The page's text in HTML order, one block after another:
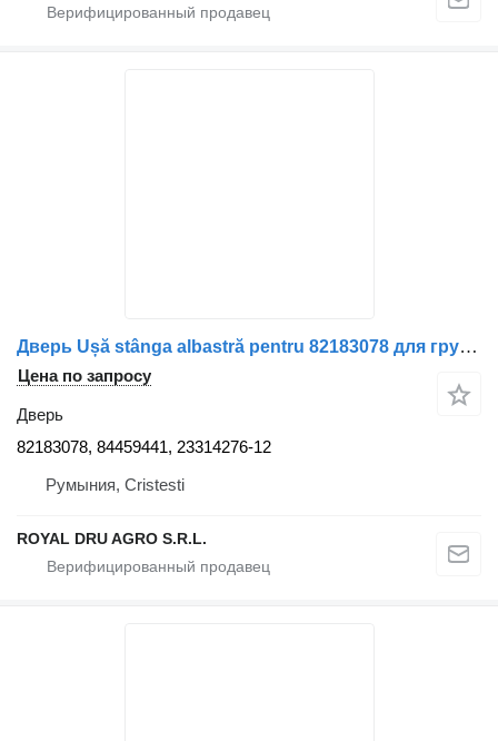
Дверь Ușă stânga albastră pentru 82183078 для грузовика Volvo
Цена по запросу
Дверь
82183078, 84459441, 23314276-12
Румыния, Cristesti
ROYAL DRU AGRO S.R.L.